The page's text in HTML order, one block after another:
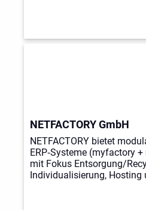
NETFACTORY GmbH
NETFACTORY bietet
ERP‑Systeme (myfactory
mit Fokus Entsorgung/
Individualisierung, Hosting